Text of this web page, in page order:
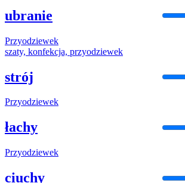
ubranie
Przyodziewek
szaty, konfekcja, przyodziewek
strój
Przyodziewek
łachy
Przyodziewek
ciuchy